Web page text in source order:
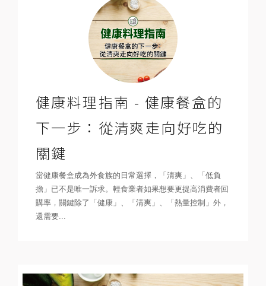
健康料理指南 - 健康餐盒的
下一步：從清爽走向好吃的
關鍵
當健康餐盒成為外食族的日常選擇，「清爽」、「低負
擔」已不是唯一訴求。輕食業者如果想要更提高消費者回
購率，關鍵除了「健康」、「清爽」、「熱量控制」外，
還需要...